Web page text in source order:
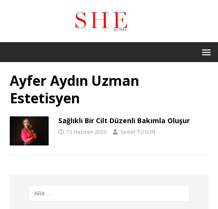
Ayfer Aydın Uzman
Estetisyen
Sağlıklı Bir Cilt Düzenli Bakımla Oluşur
15 Haziran 2026 Sedef TOSUN